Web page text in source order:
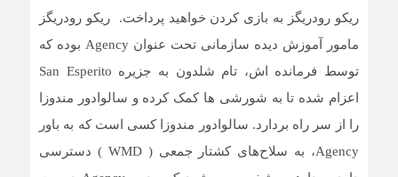
ریکو رودریگز به بازی کردن خواهید پرداخت. ریکو رودریگز
مامور آموزش دیده سازمانی تحت عنوان Agency بوده که
توسط فرمانده اش، تام شلدون به جزیره San Esperito
اعزام شده تا به شورشی ها کمک کرده و سالوادور مندوزا
را از سر راه بردارد. سالوادور مندوزا کسی است که به باور
Agency، به سلاح‌های کشتار جمعی ( WMD ) دسترسی